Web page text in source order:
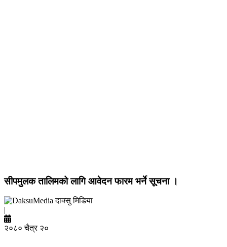
सीपमुलक तालिमको लागि आवेदन फारम भर्ने सूचना ।
दाक्सु मिडिया
|
२०८० चैत्र २०